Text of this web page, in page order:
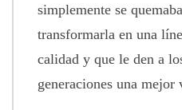
simplemente se
transformarla en una
calidad y que le den a
generaciones una